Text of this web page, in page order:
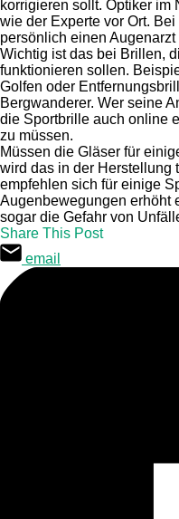
korrigieren sollt. Optiker im
wie der Experte vor Ort.
persönlich einen
Wichtig ist das bei Brillen,
funktionieren sollen.
Golfen oder
Bergwanderer. Wer seine
die Sportbrille auch online
zu müssen.
Müssen die Gläser für
wird das in der Herstellung
empfehlen sich für einige
Augenbewegungen erhöht
sogar die Gefahr von
Share This Post
email